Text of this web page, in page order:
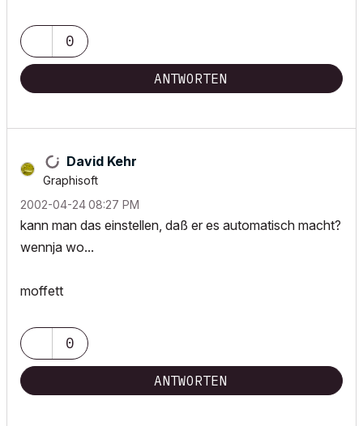
0
ANTWORTEN
David Kehr
Graphisoft
‎2002-04-2408:27 PM
kann man das einstellen, daß er es automatisch macht?
wennja wo...
moffett
0
ANTWORTEN